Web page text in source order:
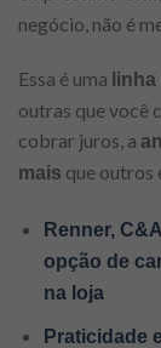
negócio, não é
Essa é uma
outras que você
cobrar juros, a
mais que outros
Renner,
opção de
na loja
Praticidade